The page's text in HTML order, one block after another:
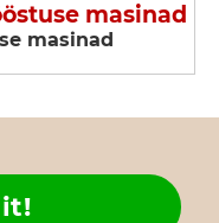
masinad
masinad